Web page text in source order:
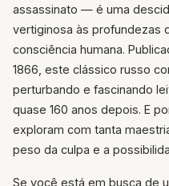
assassinato — é uma
vertiginosa às profundezas
consciência humana.
1866, este clássico russo
perturbando e fascinando
quase 160 anos depois. E
exploram com tanta
peso da culpa e a
Se você está em busca de